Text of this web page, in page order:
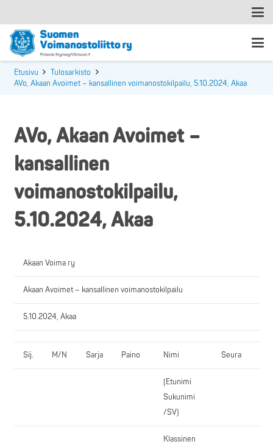
Etusivu
Tulosarkisto
AVo, Akaan Avoimet – kansallinen voimanostokilpailu, 5.10.2024, Akaa
AVo, Akaan Avoimet –
kansallinen
voimanostokilpailu,
5.10.2024, Akaa
Akaan Voima ry
Akaan Avoimet – kansallinen voimanostokilpailu
5.10.2024, Akaa
Sij. M/N Sarja Paino Nimi Seura
(Etunimi
Sukunimi
/SV)
Klassinen